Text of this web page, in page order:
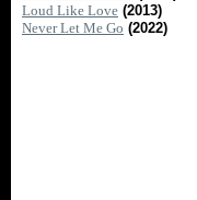
Loud Like Love (2013)
Never Let Me Go (2022)